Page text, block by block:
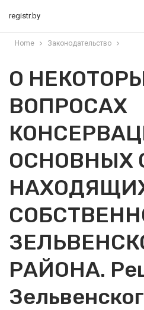
registr.by
Home Законодательство
О
ВОПРОСАХ
ОСНОВНЫХ
РАЙОНА.